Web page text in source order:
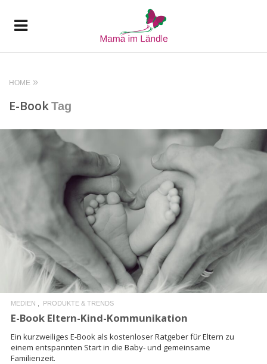
HOME
E-BookTag
MEDIEN PRODUKTE & TRENDS
E-Book Eltern-Kind-Kommunikation
Ein kurzweiliges E-Book als kostenloser Ratgeber für Eltern zu
einem entspannten Start in die Baby- und gemeinsame
Familienzeit.